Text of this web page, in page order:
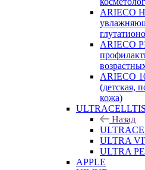
ARIECO
ARIECO
ARIECO
(детская,
кожа)
ULTRACELLTIS
Назад
ULTRA
ULTRA
APPLE